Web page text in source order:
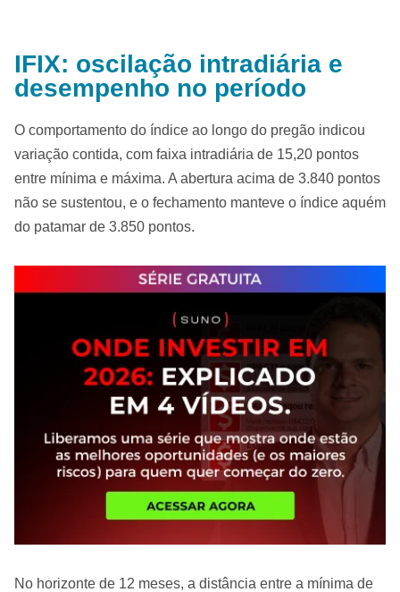
IFIX: oscilação intradiária e
desempenho no período
O comportamento do índice ao longo do pregão indicou
variação contida, com faixa intradiária de 15,20 pontos
entre mínima e máxima. A abertura acima de 3.840 pontos
não se sustentou, e o fechamento manteve o índice aquém
do patamar de 3.850 pontos.
No horizonte de 12 meses, a distância entre a mínima de